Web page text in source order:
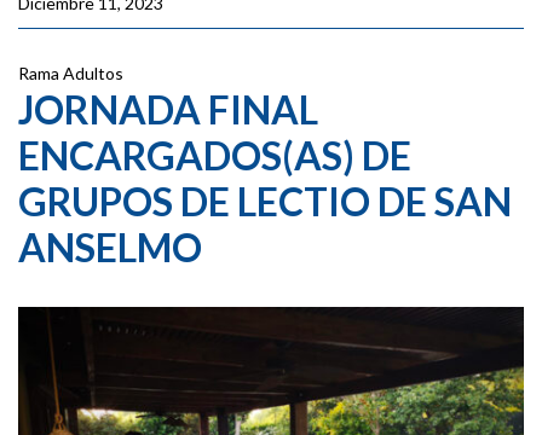
Rama Adultos
JORNADA FINAL
ENCARGADOS(AS) DE
GRUPOS DE LECTIO DE SAN
ANSELMO